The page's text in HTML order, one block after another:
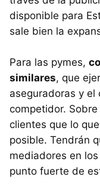
disponible para
sale bien la
Para las pymes,
similares, que
aseguradoras y el
competidor.
clientes que lo
posible. Tendrán
mediadores en
punto fuerte de